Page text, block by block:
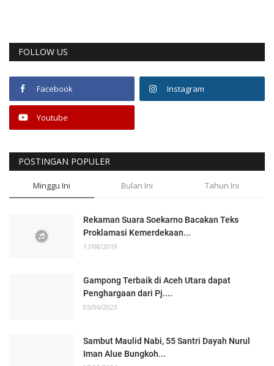
FOLLOW US
Facebook Instagram
Youtube
POSTINGAN POPULER
Minggu Ini Bulan Ini Tahun Ini
Rekaman Suara Soekarno Bacakan Teks
Proklamasi Kemerdekaan...
17/08/2019
Gampong Terbaik di Aceh Utara dapat
Penghargaan dari Pj....
05/06/2023
Sambut Maulid Nabi, 55 Santri Dayah Nurul
Iman Alue Bungkoh...